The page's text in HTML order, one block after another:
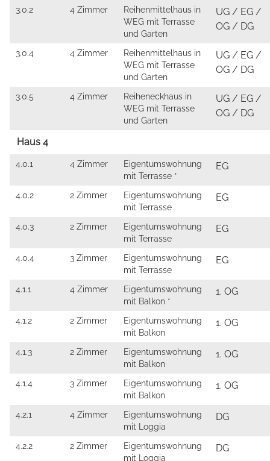
3.0.2 4 Zimmer
Reihenmittelhaus in
WEG mit Terrasse
und Garten
UG / EG /
OG / DG
3.0.4 4 Zimmer
Reihenmittelhaus in
WEG mit Terrasse
und Garten
UG / EG /
OG / DG
3.0.5 4 Zimmer
Reiheneckhaus in
WEG mit Terrasse
und Garten
UG / EG /
OG / DG
Haus 4
4.0.1 4 Zimmer
Eigentumswohnung
mit Terrasse *
EG
4.0.2 2 Zimmer
Eigentumswohnung
mit Terrasse
EG
4.0.3 2 Zimmer
Eigentumswohnung
mit Terrasse
EG
4.0.4 3 Zimmer
Eigentumswohnung
mit Terrasse
EG
4.1.1 4 Zimmer
Eigentumswohnung
mit Balkon *
1. OG
4.1.2 2 Zimmer
Eigentumswohnung
mit Balkon
1. OG
4.1.3 2 Zimmer
Eigentumswohnung
mit Balkon
1. OG
4.1.4 3 Zimmer
Eigentumswohnung
mit Balkon
1. OG
4.2.1 4 Zimmer
Eigentumswohnung
mit Loggia
DG
4.2.2 2 Zimmer
Eigentumswohnung
mit Loggia
DG